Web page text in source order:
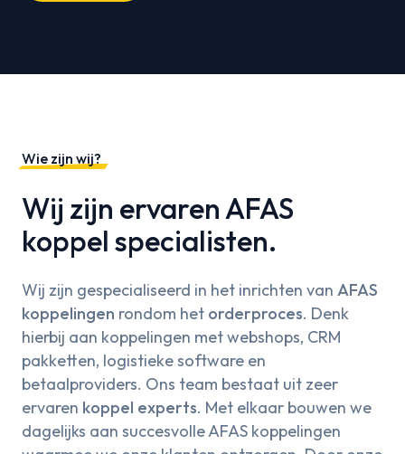
Wie zijn wij?
Wij zijn ervaren AFAS
koppel specialisten.
Wij zijn gespecialiseerd in het inrichten van AFAS
koppelingen rondom het orderproces. Denk
hierbij aan koppelingen met webshops, CRM
pakketten, logistieke software en
betaalproviders. Ons team bestaat uit zeer
ervaren koppel experts. Met elkaar bouwen we
dagelijks aan succesvolle AFAS koppelingen